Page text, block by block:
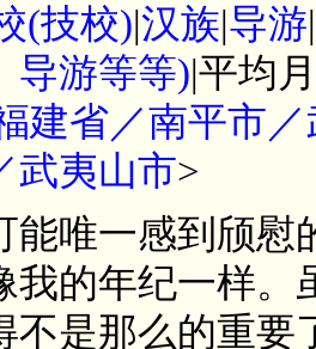
(技校)|汉族|导游
导游等等)|平均
建省／南平市
武夷山市>
能唯一感到颀
我的年纪一样。
不是那么的重要